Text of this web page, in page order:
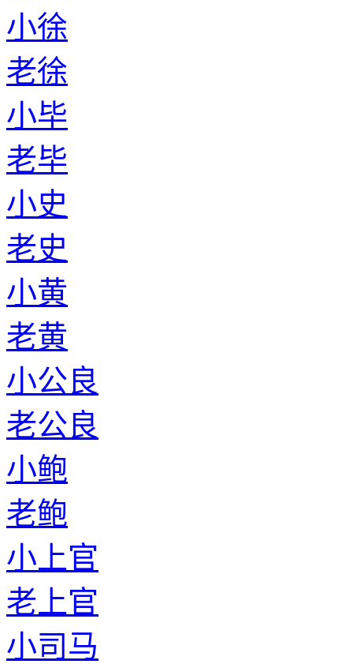
小徐
老徐
小毕
老毕
小史
老史
小黄
老黄
小公良
老公良
小鲍
老鲍
小上官
老上官
小司马